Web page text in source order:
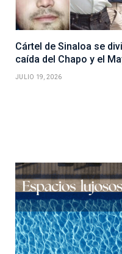
Cártel de Sinaloa se
caída del Chapo y el
JULIO 19, 2026